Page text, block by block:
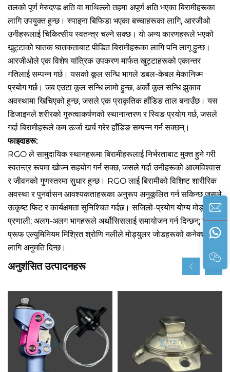
तलको पूर्ण मेरुदण्ड क्षति वा माथिल्लो तहमा अपूर्ण क्षति भएका बिरामीहरूका
लागि उपयुक्त हुन्छ। स्पाइना बिफिडा भएका बच्चाहरूका लागि, आरजीओ
उनीहरूलाई चिकित्सीय स्वतन्त्र चल्ने सक्छ। यो अन्य कारणहरूले भएको
खुट्टाको घातक घातकताबाट पीडित बिरामीहरूका लागि पनि लागू हुन्छ।
आरजीओले एक विशेष यांत्रिक उपकरण मार्फत खुट्टाहरूको एकान्तर
गतिलाई सम्पन्न गर्छ। यसको कूल सन्धि भागले डबल-केबल मेकानिज्म
प्रयोग गर्छ। जब एउटा कूल सन्धि लामो हुन्छ, अर्को कूल सन्धि झुकाव
अवस्थामा खिचिएको हुन्छ, जसले एक प्राकृतिक हाँडिङ ताल बनाउँछ। यस
डिजाइनले शरीरको गुरुत्वाकर्षणको स्थानान्तरण र स्विङ प्रयोग गर्छ, जसले
गर्दा बिरामीहरूले कम ऊर्जा खर्च गरेर हाँडिङ सम्पन्न गर्न सक्छन्।
फाइदाहरू:
RGO ले सामुदायिक स्थानहरूमा बिरामीहरूलाई निर्भरताबाट मुक्त हुने गरी
स्वतन्त्र रूपमा खोज्न सहयोग गर्न सक्छ, जसले गर्दा उनीहरूको आत्मविश्वास
र जीवनको गुणस्तरमा सुधार हुन्छ। RGO लाई बिरामीको विशिष्ट शारीरिक
अवस्था र पुनर्वासन आवश्यकताहरूका अनुरूप अनुकूलित गर्न सकिन्छ जसले
उत्कृष्ट फिट र कार्यक्षमता सुनिश्चित गर्दछ। सजिलो-प्रयोग योग्य मोड्युलर
प्रणाली; अलग-अलग भागहरूले अर्थोसिसलाई समायोजन गर्न दिन्छन्; टर्सन-
प्रूफ एल्युमिनियम मिश्रित श्रोणि नलीले मोड्युलर जोडहरूको कनेक्शनका
लागि अनुमति दिन्छ।
अनुशंसित उत्पादनहरू